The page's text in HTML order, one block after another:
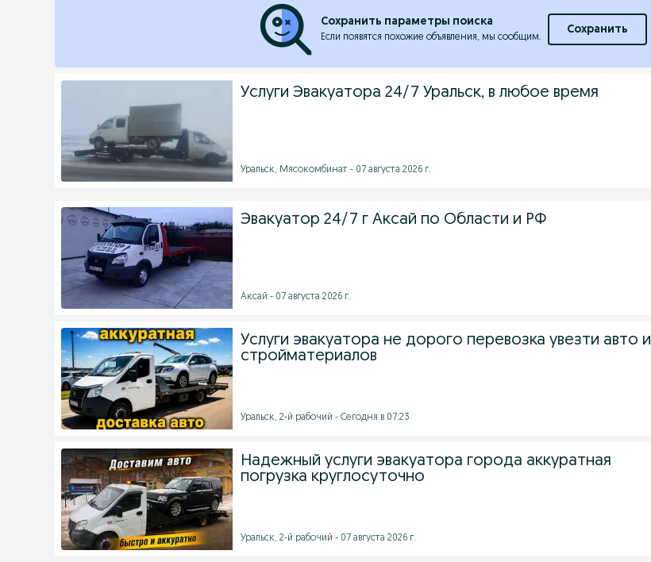
Сохранить параметры поиска
Если появятся похожие объявления, мы сообщим.
Сохранить
Услуги Эвакуатора 24/7 Уральск, в любое время
Уральск, Мясокомбинат - 07 августа 2026 г.
Эвакуатор 24/7 г Аксай по Области и РФ
Аксай - 07 августа 2026 г.
Услуги эвакуатора не дорого перевозка увезти авто и
стройматериалов
Уральск, 2-й рабочий - Сегодня в 07:23
Надежный услуги эвакуатора города аккуратная
погрузка круглосуточно
Уральск, 2-й рабочий - 07 августа 2026 г.